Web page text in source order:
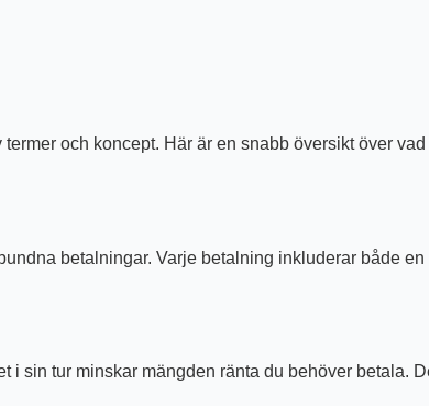
och koncept. Här är en snabb översikt över
betalningar. Varje betalning inkluderar både
sin tur minskar mängden ränta du behöver betala.